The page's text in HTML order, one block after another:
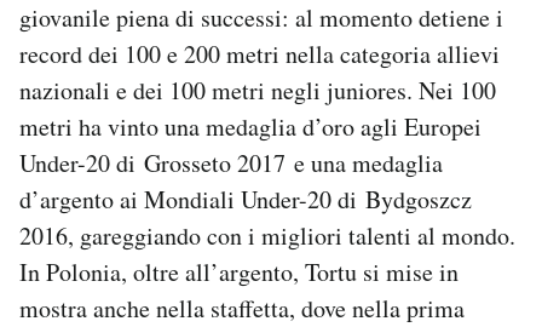
giovanile piena di successi: al momento detiene i
record dei 100 e 200 metri nella categoria allievi
nazionali e dei 100 metri negli juniores. Nei 100
metri ha vinto una medaglia d’oro agli Europei
Under-20 di Grosseto 2017 e una medaglia
d’argento ai Mondiali Under-20 di Bydgoszcz
2016, gareggiando con i migliori talenti al mondo.
In Polonia, oltre all’argento, Tortu si mise in
mostra anche nella staffetta, dove nella prima